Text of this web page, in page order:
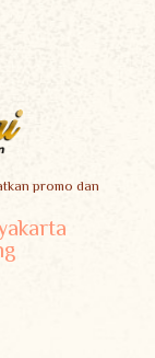
promo dan